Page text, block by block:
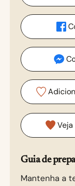
Guia de
Mantenha a tela ligada e siga a receita passo